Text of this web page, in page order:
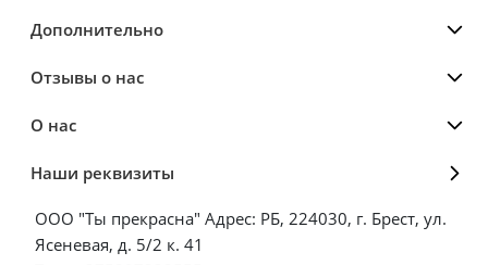
Дополнительно
Отзывы о нас
О нас
Наши реквизиты
ООО "Ты прекрасна" Адрес: РБ, 224030, г. Брест, ул.
Ясеневая, д. 5/2 к. 41